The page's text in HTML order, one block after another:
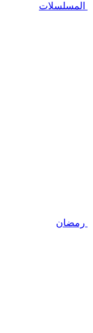
المسلسلات
رمضان